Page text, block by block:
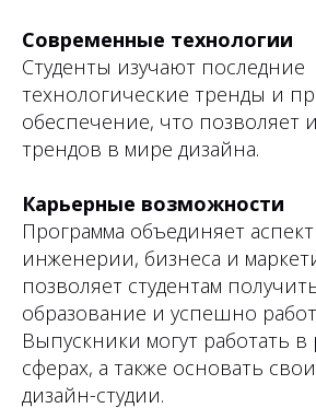
Современные технологии
Студенты изучают последние
технологические тренды и
обеспечение, что позволяет
трендов в мире дизайна.
Карьерные возможности
Программа объединяет
инженерии, бизнеса и
позволяет студентам
образование и успешно
Выпускники могут работать
сферах, а также основать
дизайн-студии.